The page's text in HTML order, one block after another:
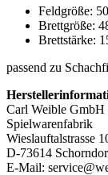
Feldgröße:
Brettgröße:
Brettstärke:
passend zu
Carl Weible
Spielwarenfabrik
Wieslauftalstrasse
D-73614
E-Mail: